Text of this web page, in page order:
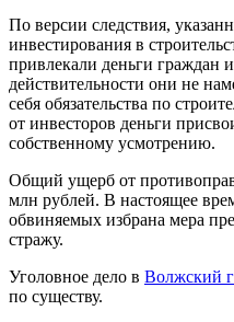
По версии следствия,
инвестирования в
привлекали деньги граждан
действительности они не
себя обязательства по
от инвесторов деньги
собственному усмотрению.
Общий ущерб от
млн рублей. В настоящее
обвиняемых избрана мера
стражу.
Уголовное дело в Волжский
по существу.